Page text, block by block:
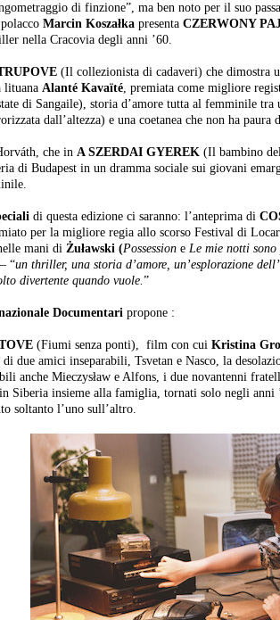
di finzione”, ma ben noto per il suo
Marcin Koszałka presenta CZERWONY
nella Cracovia degli anni ’60.
(Il collezionista di cadaveri) che dimostra
lituana Alanté Kavaïté, premiata come migliore
di Sangaile), storia d’amore tutta al femminile tra
dall’altezza) e una coetanea che non ha paura
che in A SZERDAI GYEREK (Il bambino
di Budapest in un dramma sociale sui giovani
di questa edizione ci saranno: l’anteprima di
per la migliore regia allo scorso Festival di
mani di Żuławski (Possession e Le mie notti
“un thriller, una storia d’amore, un’esplorazione
divertente quando vuole.”
Documentari propone :
(Fiumi senza ponti), film con cui Kristina
di due amici inseparabili, Tsvetan e Nasco, la
anche Mieczysław e Alfons, i due novantenni
Siberia insieme alla famiglia, tornati solo negli
soltanto l’uno sull’altro.